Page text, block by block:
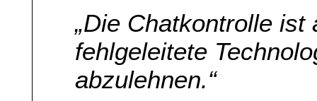
„Die Chatkontrolle ist
fehlgeleitete
abzulehnen.“